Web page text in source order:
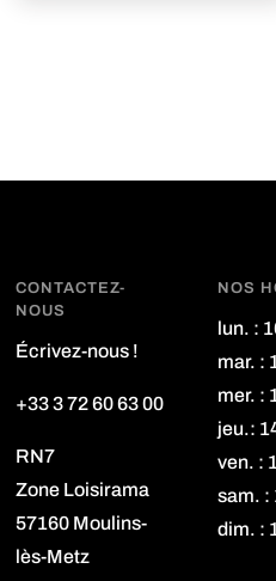
CONTACTEZ-
NOUS
Écrivez-nous !
+33 3 72 60 63 00
RN7
Zone Loisirama
57160 Moulins-
lès-Metz
NOS
lun. :
mar. :
mer. :
jeu.:
ven. :
sam. :
dim. :